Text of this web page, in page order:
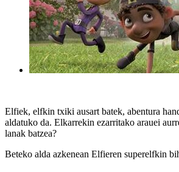
Elfiek, elfkin txiki ausart batek, abentura
aldatuko da. Elkarrekin ezarritako arauei
lanak batzea?
Beteko alda azkenean Elfieren superelfkin